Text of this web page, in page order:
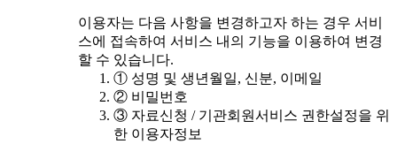
이용자는 다음 사항을 변경하고자 하는 경우 서비
스에 접속하여 서비스 내의 기능을 이용하여 변경
할 수 있습니다.
① 성명 및 생년월일, 신분, 이메일
② 비밀번호
③ 자료신청 / 기관회원서비스 권한설정을 위
한 이용자정보